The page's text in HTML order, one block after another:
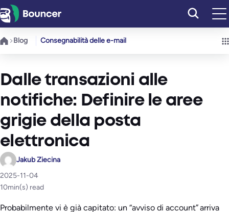
Vai
al
contenuto
Blog Consegnabilità delle e-mail
Dalle transazioni alle
notifiche: Definire le aree
grigie della posta
elettronica
Jakub Ziecina
2025-11-04
10min(s) read
Probabilmente vi è già capitato: un “avviso di account” arriva